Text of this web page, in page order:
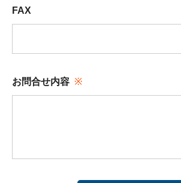
FAX
お問合せ内容